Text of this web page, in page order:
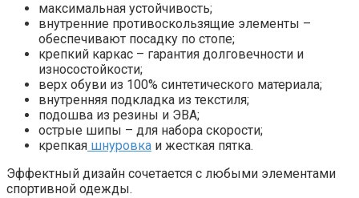
максимальная устойчивость;
внутренние противоскользящие элементы –
обеспечивают посадку по стопе;
крепкий каркас – гарантия долговечности и
износостойкости;
верх обуви из 100% синтетического материала;
внутренняя подкладка из текстиля;
подошва из резины и ЭВА;
острые шипы – для набора скорости;
крепкая шнуровка и жесткая пятка.
Эффектный дизайн сочетается с любыми элементами
спортивной одежды.